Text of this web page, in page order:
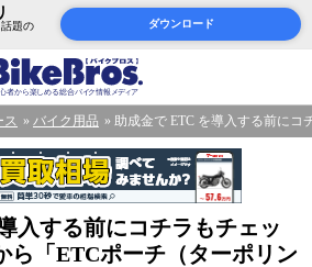
題の
ダウンロード
ス バイク用品 助成金で ETC を導入する前にコ
入する前にコチラもチェッ
ら「ETCポーチ（ターポリン